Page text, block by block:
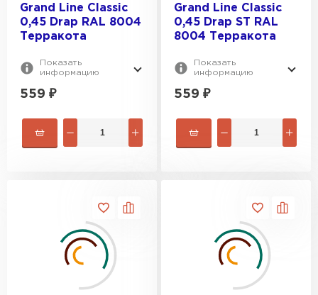
Grand Line Classic
0,45 Drap RAL 8004
Терракота
Показать
информацию
559 ₽
Grand Line Classic
0,45 Drap ST RAL
8004 Терракота
Показать
информацию
559 ₽